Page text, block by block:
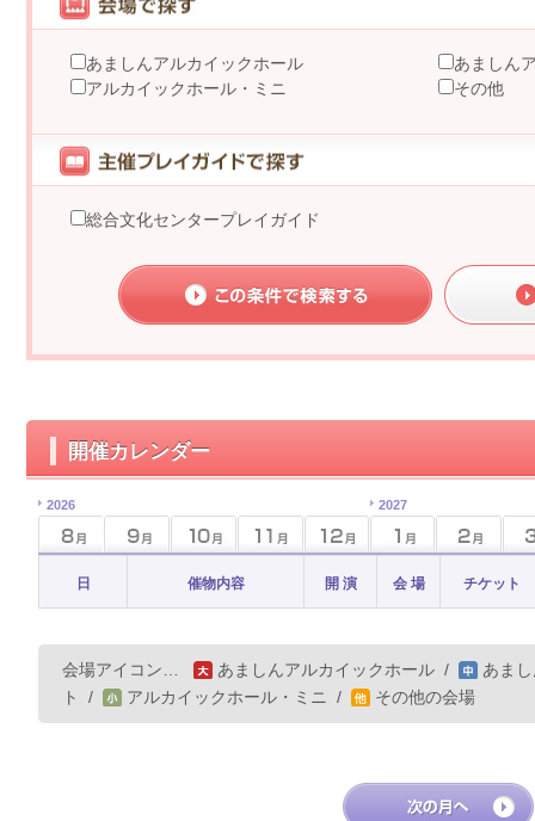
あましんアルカイックホール
あましん
アルカイックホール・ミニ
その他
総合文化センタープレイガイド
開催カレンダー
2026 2027
日 催物内容 開 演 会 場 チケット
会場アイコン… あましんアルカイックホール /
あま
ト
/ アルカイックホール・ミニ / その他の会場